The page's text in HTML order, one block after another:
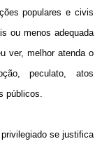
populares e civis
ou menos adequada
ver, melhor atenda o
peculato, atos
públicos.
se justifica